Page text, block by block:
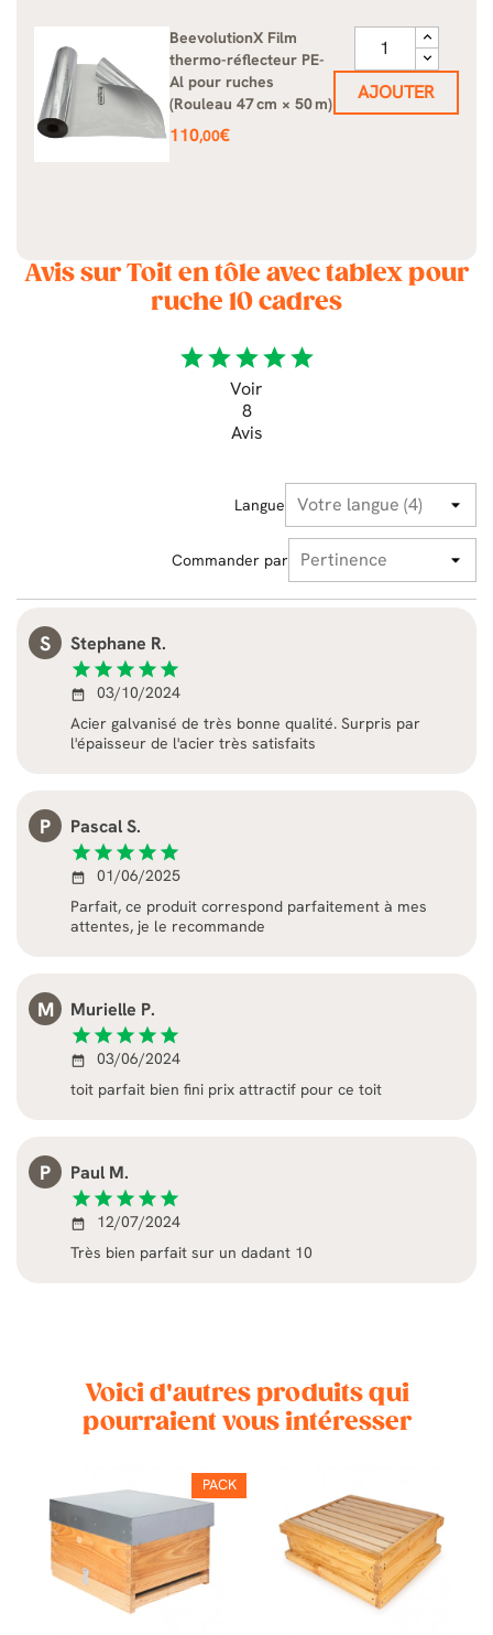
BeevolutionX Film
thermo-réflecteur PE-
Al pour ruches
(Rouleau 47 cm × 50 m)
Prix
110,00€
AJOUTER
Avis sur Toit en tôle avec tablex pour
ruche 10 cadres
starstarstarstarstar
Voir
8
Avis
Langue
Commander par
S Stephane R.
star star star star star
date_range
03/10/2024
Acier galvanisé de très bonne qualité. Surpris par
l'épaisseur de l'acier très satisfaits
P Pascal S.
star star star star star
date_range
01/06/2025
Parfait, ce produit correspond parfaitement à mes
attentes, je le recommande
M Murielle P.
star star star star star
date_range
03/06/2024
toit parfait bien fini prix attractif pour ce toit
P Paul M.
star star star star star
date_range
12/07/2024
Très bien parfait sur un dadant 10
Voici d'autres produits qui
pourraient vous intéresser
PACK